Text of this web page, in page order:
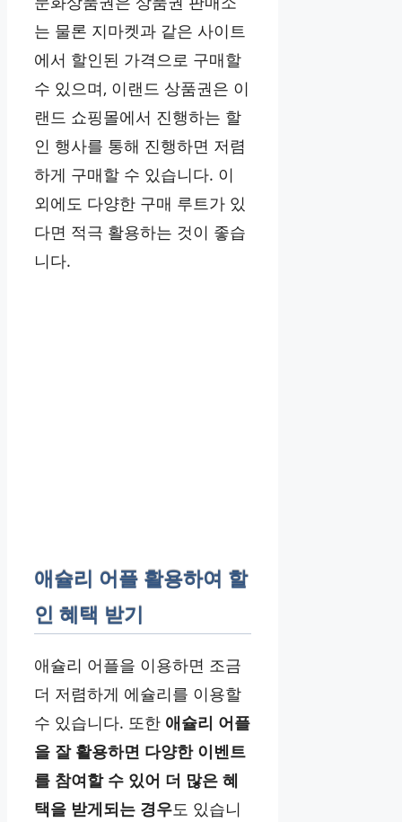
는 물론 지마켓과 같은 사이트
에서 할인된 가격으로 구매할
수 있으며, 이랜드 상품권은 이
랜드 쇼핑몰에서 진행하는 할
인 행사를 통해 진행하면 저렴
하게 구매할 수 있습니다. 이
외에도 다양한 구매 루트가 있
다면 적극 활용하는 것이 좋습
니다.
애슐리 어플 활용하여 할
인 혜택 받기
애슐리 어플을 이용하면 조금
더 저렴하게 에슐리를 이용할
수 있습니다. 또한 애슐리 어플
을 잘 활용하면 다양한 이벤트
를 참여할 수 있어 더 많은 혜
택을 받게되는 경우도 있습니